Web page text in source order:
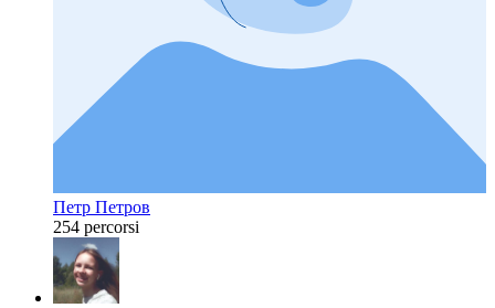
Петр Петров
254 percorsi